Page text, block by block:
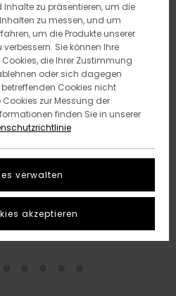
zu präsentieren, um die
zu messen, und um
um die Produkte unserer
Sie können Ihre
die Ihrer Zustimmung
oder sich dagegen
Cookies nicht
zur Messung der
finden Sie in unserer
verwalten
akzeptieren